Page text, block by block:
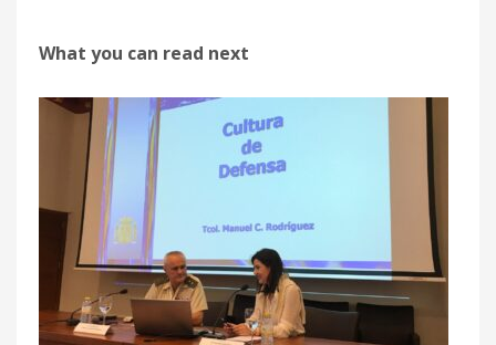
What you can read next